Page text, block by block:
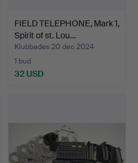
FIELD TELEPHONE, Mark 1,
Spirit of st. Lou…
Klubbades 20 dec 2024
1 bud
32 USD